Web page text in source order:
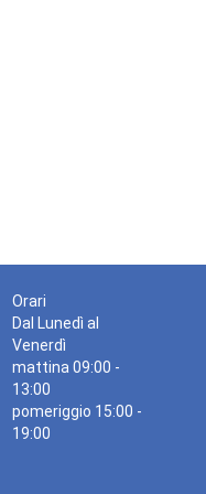
Orari
Dal Lunedì al
Venerdì
mattina 09:00 -
13:00
pomeriggio 15:00 -
19:00